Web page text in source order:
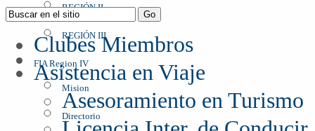
REGIÓN II
REGIÓN III
FIA Region IV
Mision
Directorio
Clubes Miembros
Asistencia en Viaje
Asesoramiento en Turismo